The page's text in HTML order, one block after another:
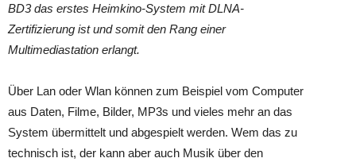
BD3 das erstes Heimkino-System mit DLNA-
Zertifizierung ist und somit den Rang einer
Multimediastation erlangt.
Über Lan oder Wlan können zum Beispiel vom Computer
aus Daten, Filme, Bilder, MP3s und vieles mehr an das
System übermittelt und abgespielt werden. Wem das zu
technisch ist, der kann aber auch Musik über den